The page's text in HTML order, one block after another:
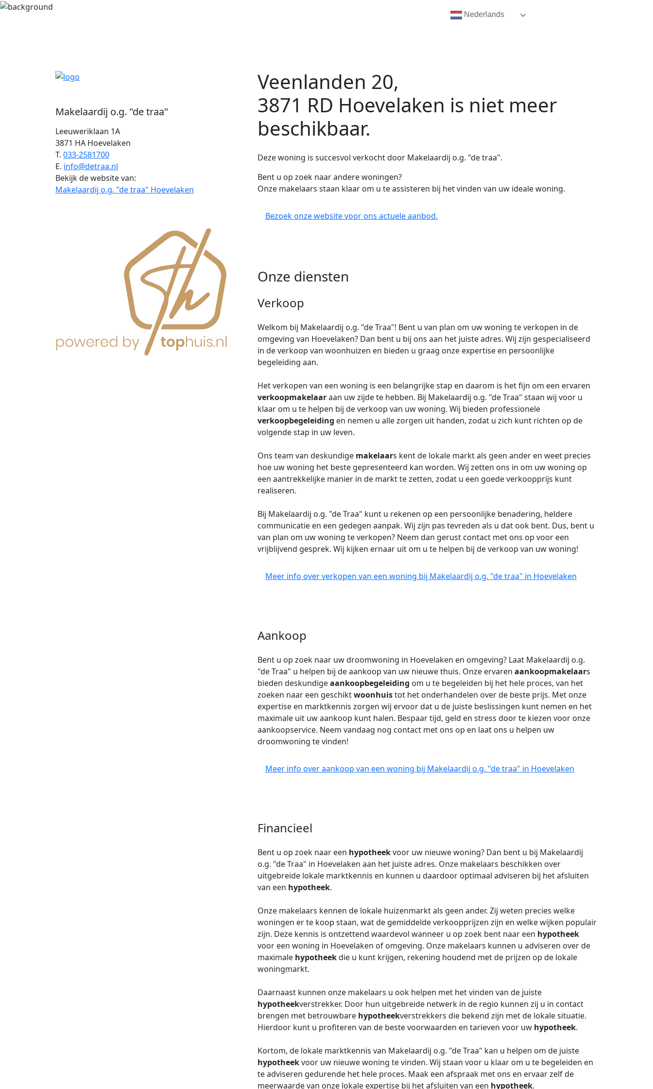
Makelaardij o.g. "de traa"
Leeuweriklaan 1A
3871 HA Hoevelaken
T. 033-2581700
E. info@detraa.nl
Bekijk de website van:
Makelaardij o.g. "de traa" Hoevelaken
Veenlanden 20,
3871 RD Hoevelaken is niet meer
beschikbaar.
Deze woning is succesvol verkocht door Makelaardij o.g. "de traa".
Bent u op zoek naar andere woningen?
Onze makelaars staan klaar om u te assisteren bij het vinden van uw ideale woning.
Bezoek onze website voor ons actuele aanbod.
Onze diensten
Verkoop
Welkom bij Makelaardij o.g. "de Traa"! Bent u van plan om uw woning te verkopen in de
omgeving van Hoevelaken? Dan bent u bij ons aan het juiste adres. Wij zijn gespecialiseerd
in de verkoop van woonhuizen en bieden u graag onze expertise en persoonlijke
begeleiding aan.
Het verkopen van een woning is een belangrijke stap en daarom is het fijn om een ervaren
verkoopmakelaaraan uw zijde te hebben. Bij Makelaardij o.g. "de Traa" staan wij voor u
klaar om u te helpen bij de verkoop van uw woning. Wij bieden professionele
verkoopbegeleiding en nemen u alle zorgen uit handen, zodat u zich kunt richten op de
volgende stap in uw leven.
Ons team van deskundige makelaars kent de lokale markt als geen ander en weet precies
hoe uw woning het beste gepresenteerd kan worden. Wij zetten ons in om uw woning op
een aantrekkelijke manier in de markt te zetten, zodat u een goede verkoopprijs kunt
realiseren.
Bij Makelaardij o.g. "de Traa" kunt u rekenen op een persoonlijke benadering, heldere
communicatie en een gedegen aanpak. Wij zijn pas tevreden als u dat ook bent. Dus, bent u
van plan om uw woning te verkopen? Neem dan gerust contact met ons op voor een
vrijblijvend gesprek. Wij kijken ernaar uit om u te helpen bij de verkoop van uw woning!
Meer info over verkopen van een woning bij Makelaardij o.g. "de traa" in Hoevelaken
Aankoop
Bent u op zoek naar uw droomwoning in Hoevelaken en omgeving? Laat Makelaardij o.g.
"de Traa" u helpen bij de aankoop van uw nieuwe thuis. Onze ervaren aankoopmakelaars
bieden deskundigeaankoopbegeleiding om u te begeleiden bij het hele proces, van het
zoeken naar een geschiktwoonhuistot het onderhandelen over de beste prijs. Met onze
expertise en marktkennis zorgen wij ervoor dat u de juiste beslissingen kunt nemen en het
maximale uit uw aankoop kunt halen. Bespaar tijd, geld en stress door te kiezen voor onze
aankoopservice. Neem vandaag nog contact met ons op en laat ons u helpen uw
droomwoning te vinden!
Meer info over aankoop van een woning bij Makelaardij o.g. "de traa" in Hoevelaken
Financieel
Bent u op zoek naar een hypotheekvoor uw nieuwe woning? Dan bent u bij Makelaardij
o.g. "de Traa" in Hoevelaken aan het juiste adres. Onze makelaars beschikken over
uitgebreide lokale marktkennis en kunnen u daardoor optimaal adviseren bij het afsluiten
van een hypotheek.
Onze makelaars kennen de lokale huizenmarkt als geen ander. Zij weten precies welke
woningen er te koop staan, wat de gemiddelde verkoopprijzen zijn en welke wijken populair
zijn. Deze kennis is ontzettend waardevol wanneer u op zoek bent naar een hypotheek
voor een woning in Hoevelaken of omgeving. Onze makelaars kunnen u adviseren over de
maximale hypotheekdie u kunt krijgen, rekening houdend met de prijzen op de lokale
woningmarkt.
Daarnaast kunnen onze makelaars u ook helpen met het vinden van de juiste
hypotheekverstrekker. Door hun uitgebreide netwerk in de regio kunnen zij u in contact
brengen met betrouwbare hypotheekverstrekkers die bekend zijn met de lokale situatie.
Hierdoor kunt u profiteren van de beste voorwaarden en tarieven voor uw hypotheek.
Kortom, de lokale marktkennis van Makelaardij o.g. "de Traa" kan u helpen om de juiste
hypotheekvoor uw nieuwe woning te vinden. Wij staan voor u klaar om u te begeleiden en
te adviseren gedurende het hele proces. Maak een afspraak met ons en ervaar zelf de
meerwaarde van onze lokale expertise bij het afsluiten van een hypotheek.
Nederlands